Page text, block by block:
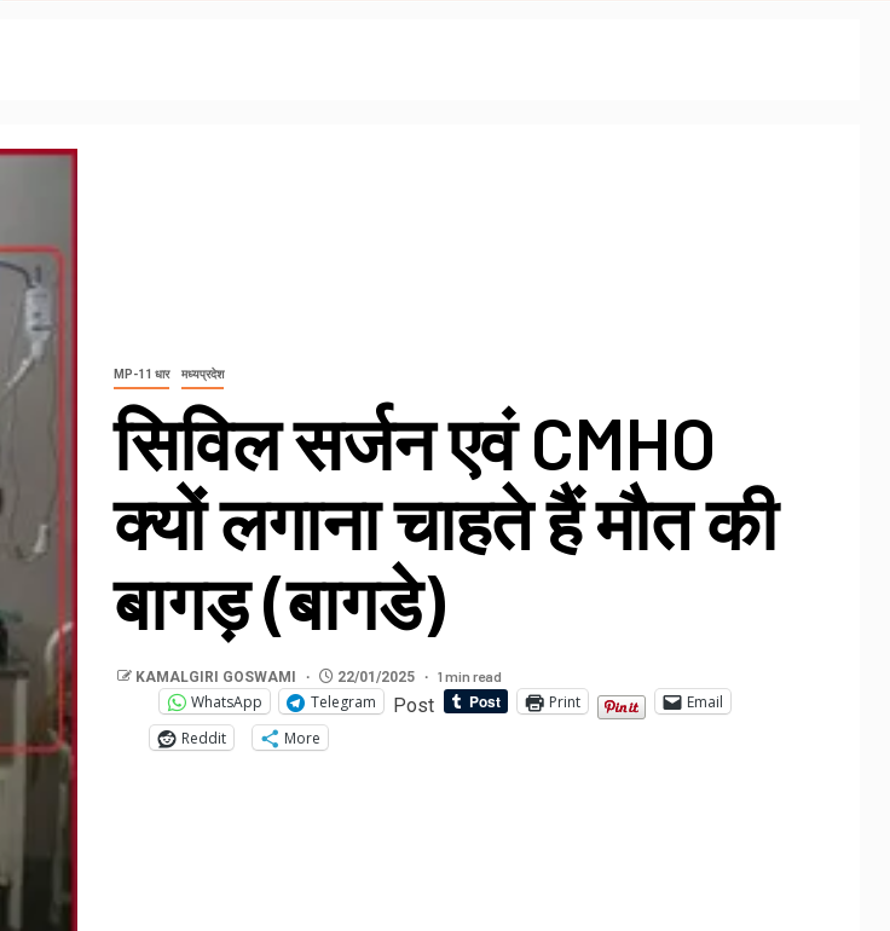
MP-11 धार मध्यप्रदेश
सिविल सर्जन एवं CMHO
क्यों लगाना चाहते हैं मौत की
बागड़ (बागडे)
KAMALGIRI GOSWAMI 22/01/2025 1 min read
WhatsApp Telegram Post Print
Email
Reddit
More